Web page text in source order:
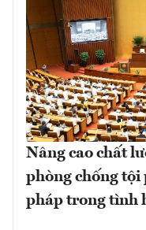
Nâng cao chất
phòng chống tội
pháp trong tình